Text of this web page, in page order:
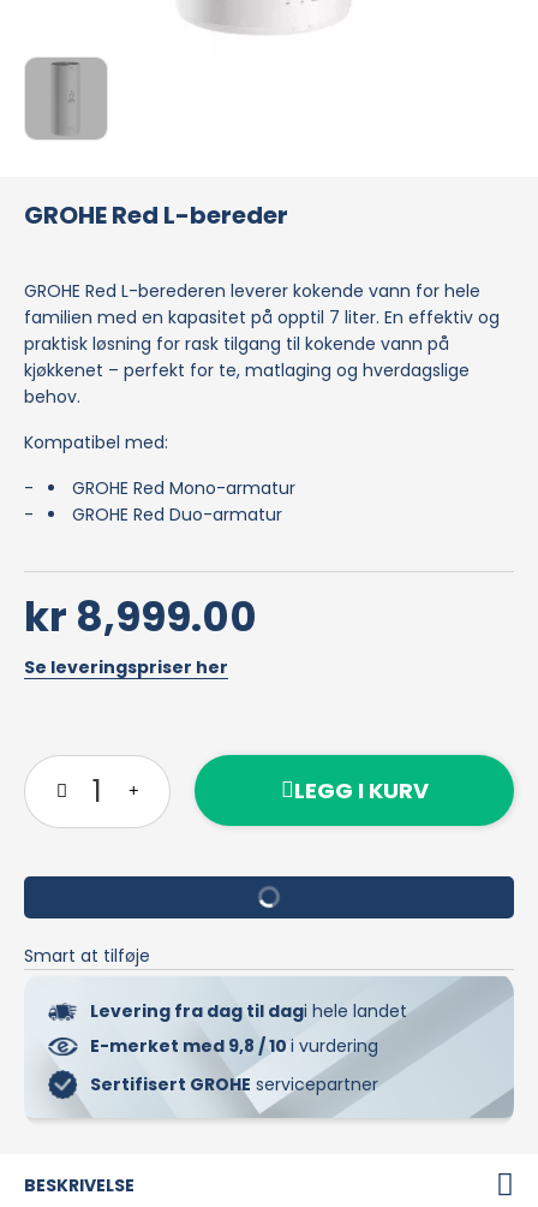
GROHE Red L-bereder
GROHE Red L-berederen leverer kokende vann for hele
familien med en kapasitet på opptil 7 liter. En effektiv og
praktisk løsning for rask tilgang til kokende vann på
kjøkkenet – perfekt for te, matlaging og hverdagslige
behov.
Kompatibel med:
GROHE Red Mono-armatur
GROHE Red Duo-armatur
kr 8,999.00
Se leveringspriser her
LEGG I KURV
Smart at tilføje
Levering fra dag til dagi hele landet
E-merket med 9,8 / 10 i vurdering
Sertifisert GROHE servicepartner
BESKRIVELSE